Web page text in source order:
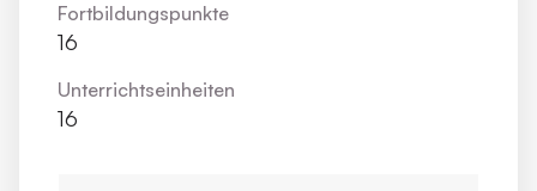
Fortbildungs­punkte
16
Unterrichts­einheiten
16